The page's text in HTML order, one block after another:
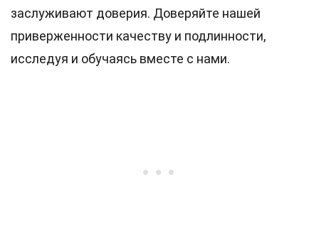
заслуживают доверия. Доверяйте нашей
приверженности качеству и подлинности,
исследуя и обучаясь вместе с нами.